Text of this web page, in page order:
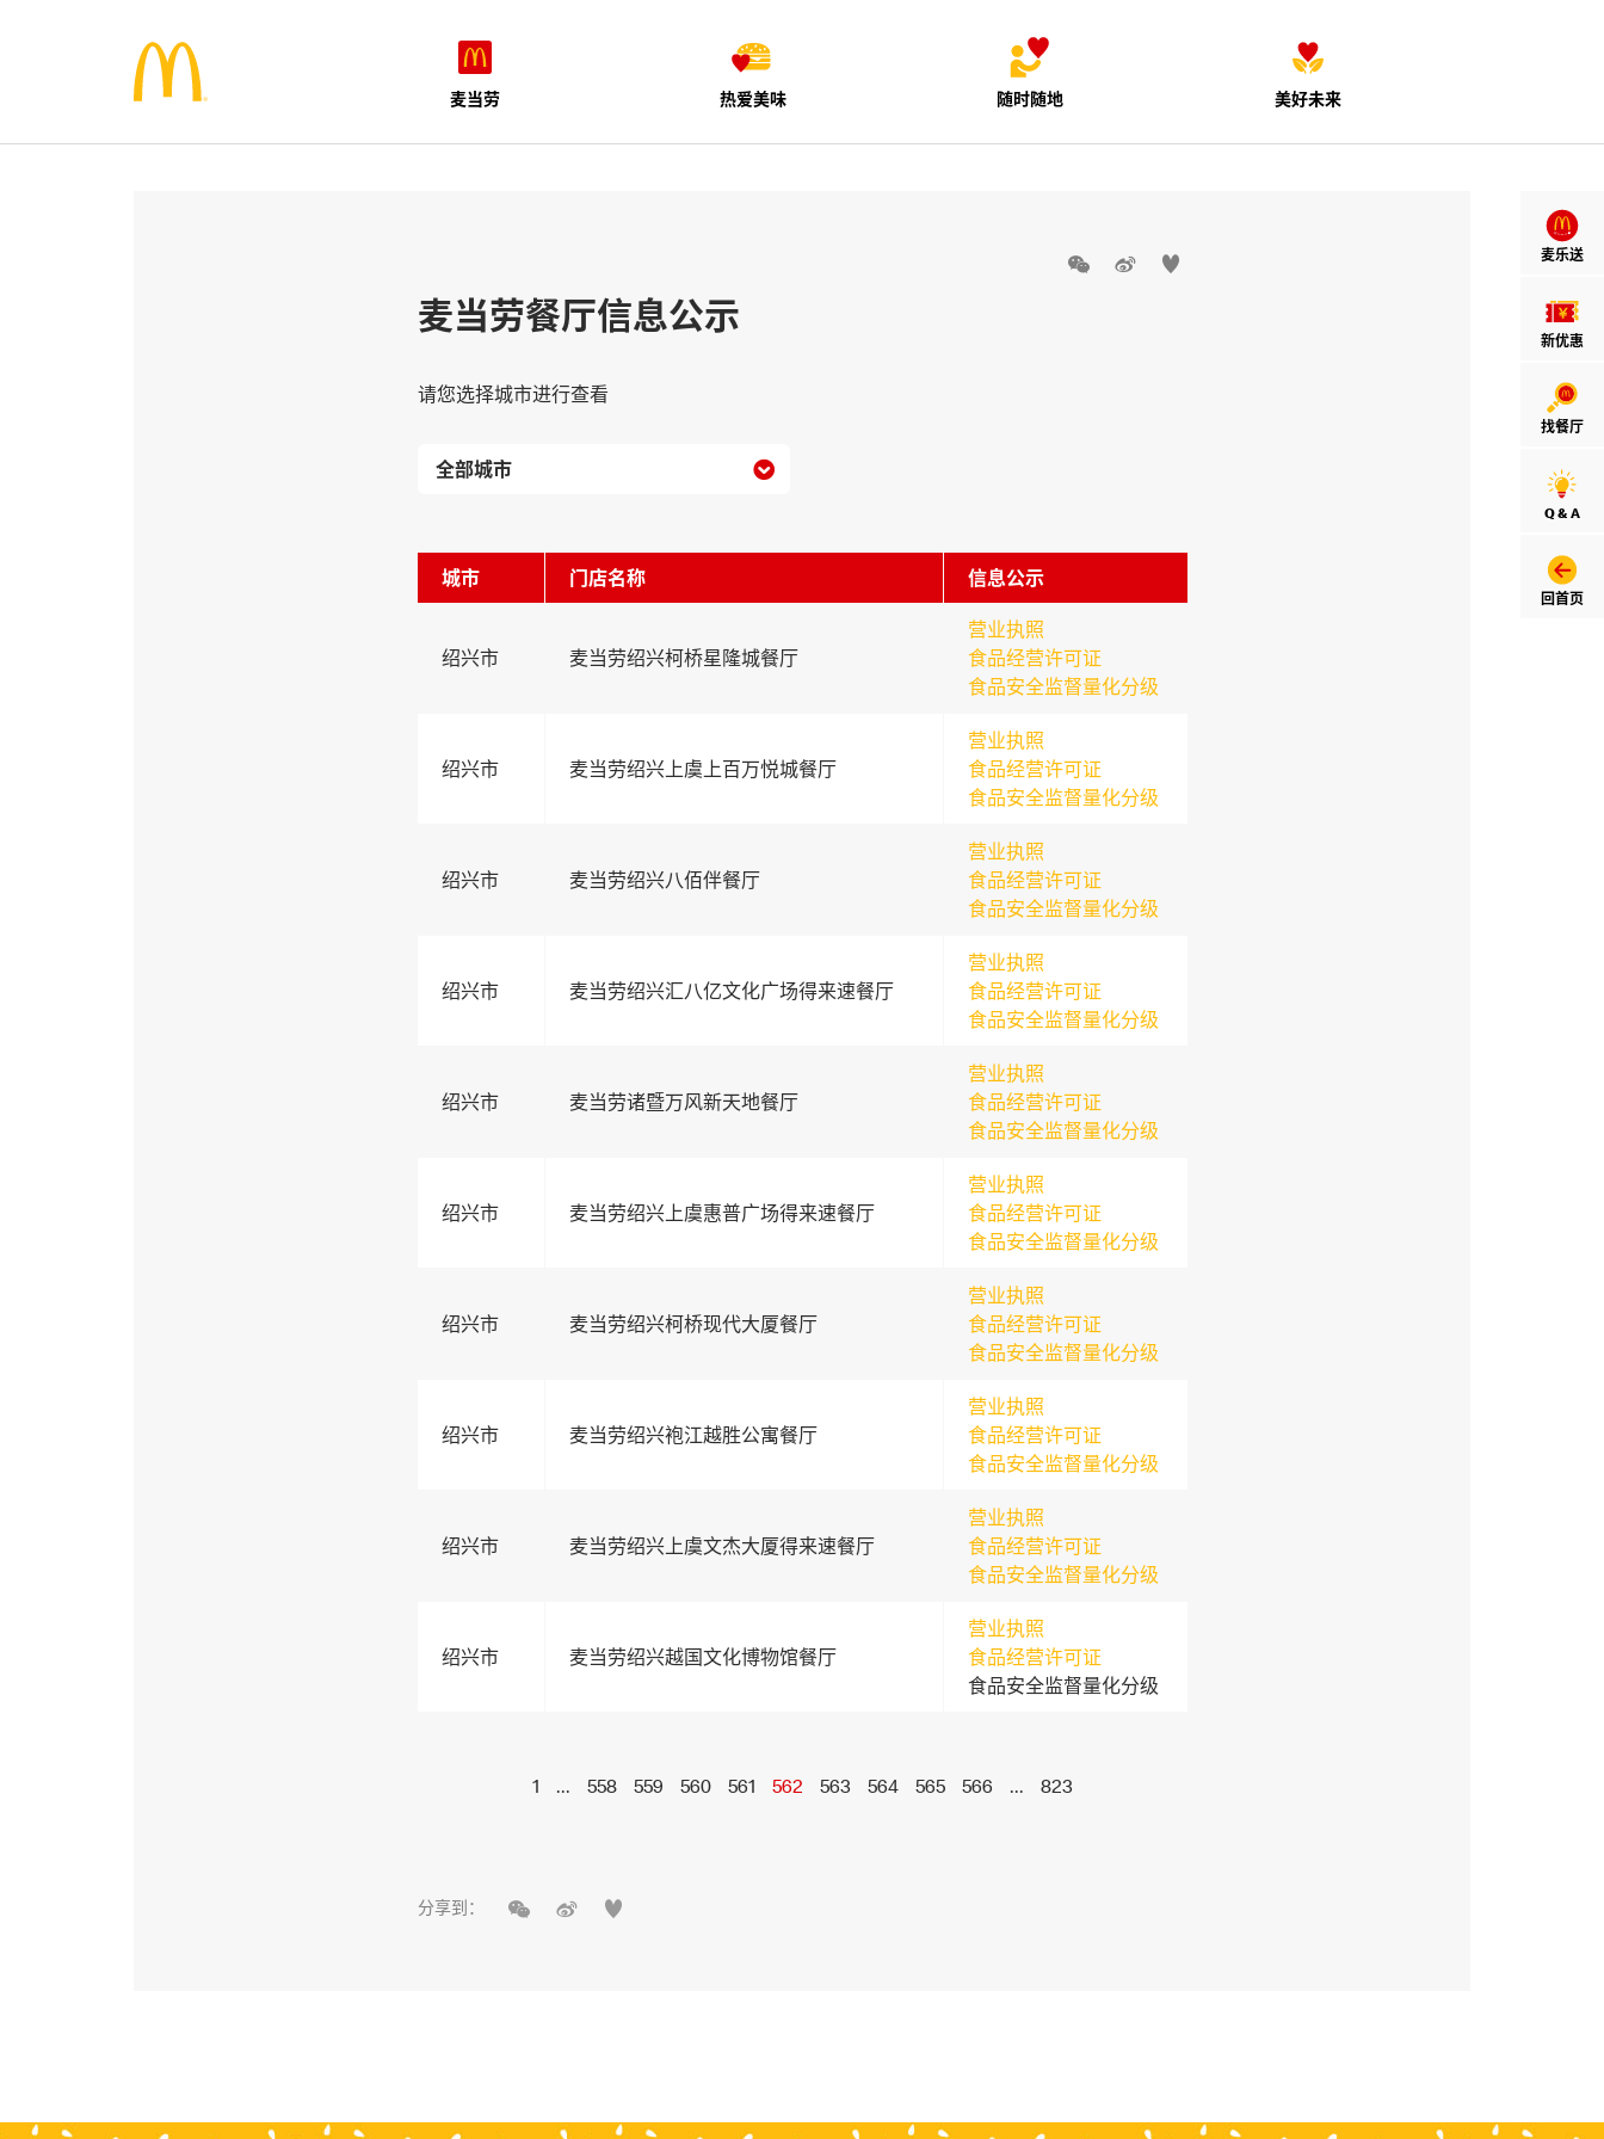
麦当劳 热爱美味 随时随地 美好未来
麦乐送
新优惠
找餐厅
Q & A
回首页
  
麦当劳餐厅信息公示
请您选择城市进行查看

城市 门店名称 信息公示
绍兴市 麦当劳绍兴柯桥星隆城餐厅
营业执照
食品经营许可证
食品安全监督量化分级
绍兴市 麦当劳绍兴上虞上百万悦城餐厅
营业执照
食品经营许可证
食品安全监督量化分级
绍兴市 麦当劳绍兴八佰伴餐厅
营业执照
食品经营许可证
食品安全监督量化分级
绍兴市 麦当劳绍兴汇八亿文化广场得来速餐厅
营业执照
食品经营许可证
食品安全监督量化分级
绍兴市 麦当劳诸暨万风新天地餐厅
营业执照
食品经营许可证
食品安全监督量化分级
绍兴市 麦当劳绍兴上虞惠普广场得来速餐厅
营业执照
食品经营许可证
食品安全监督量化分级
绍兴市 麦当劳绍兴柯桥现代大厦餐厅
营业执照
食品经营许可证
食品安全监督量化分级
绍兴市 麦当劳绍兴袍江越胜公寓餐厅
营业执照
食品经营许可证
食品安全监督量化分级
绍兴市 麦当劳绍兴上虞文杰大厦得来速餐厅
营业执照
食品经营许可证
食品安全监督量化分级
绍兴市 麦当劳绍兴越国文化博物馆餐厅
营业执照
食品经营许可证
食品安全监督量化分级
1 ... 558 559 560 561 562 563 564 565 566 ... 823
分享到：   